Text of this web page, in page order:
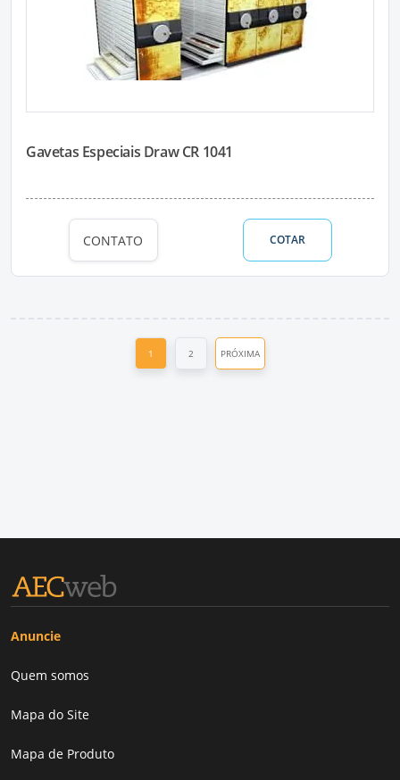
Gavetas Especiais Draw CR 1041
CONTATO COTAR
1 2 PRÓXIMA
Anuncie
Quem somos
Mapa do Site
Mapa de Produto